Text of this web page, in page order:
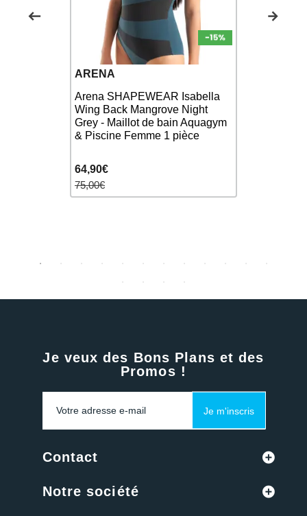
ARENA
Arena SHAPEWEAR Isabella
Wing Back Mangrove Night
Grey - Maillot de bain Aquagym
& Piscine Femme 1 pièce
64,90€
75,00€
Je veux des Bons Plans et des
Promos !
Je m'inscris
Contact
Notre société